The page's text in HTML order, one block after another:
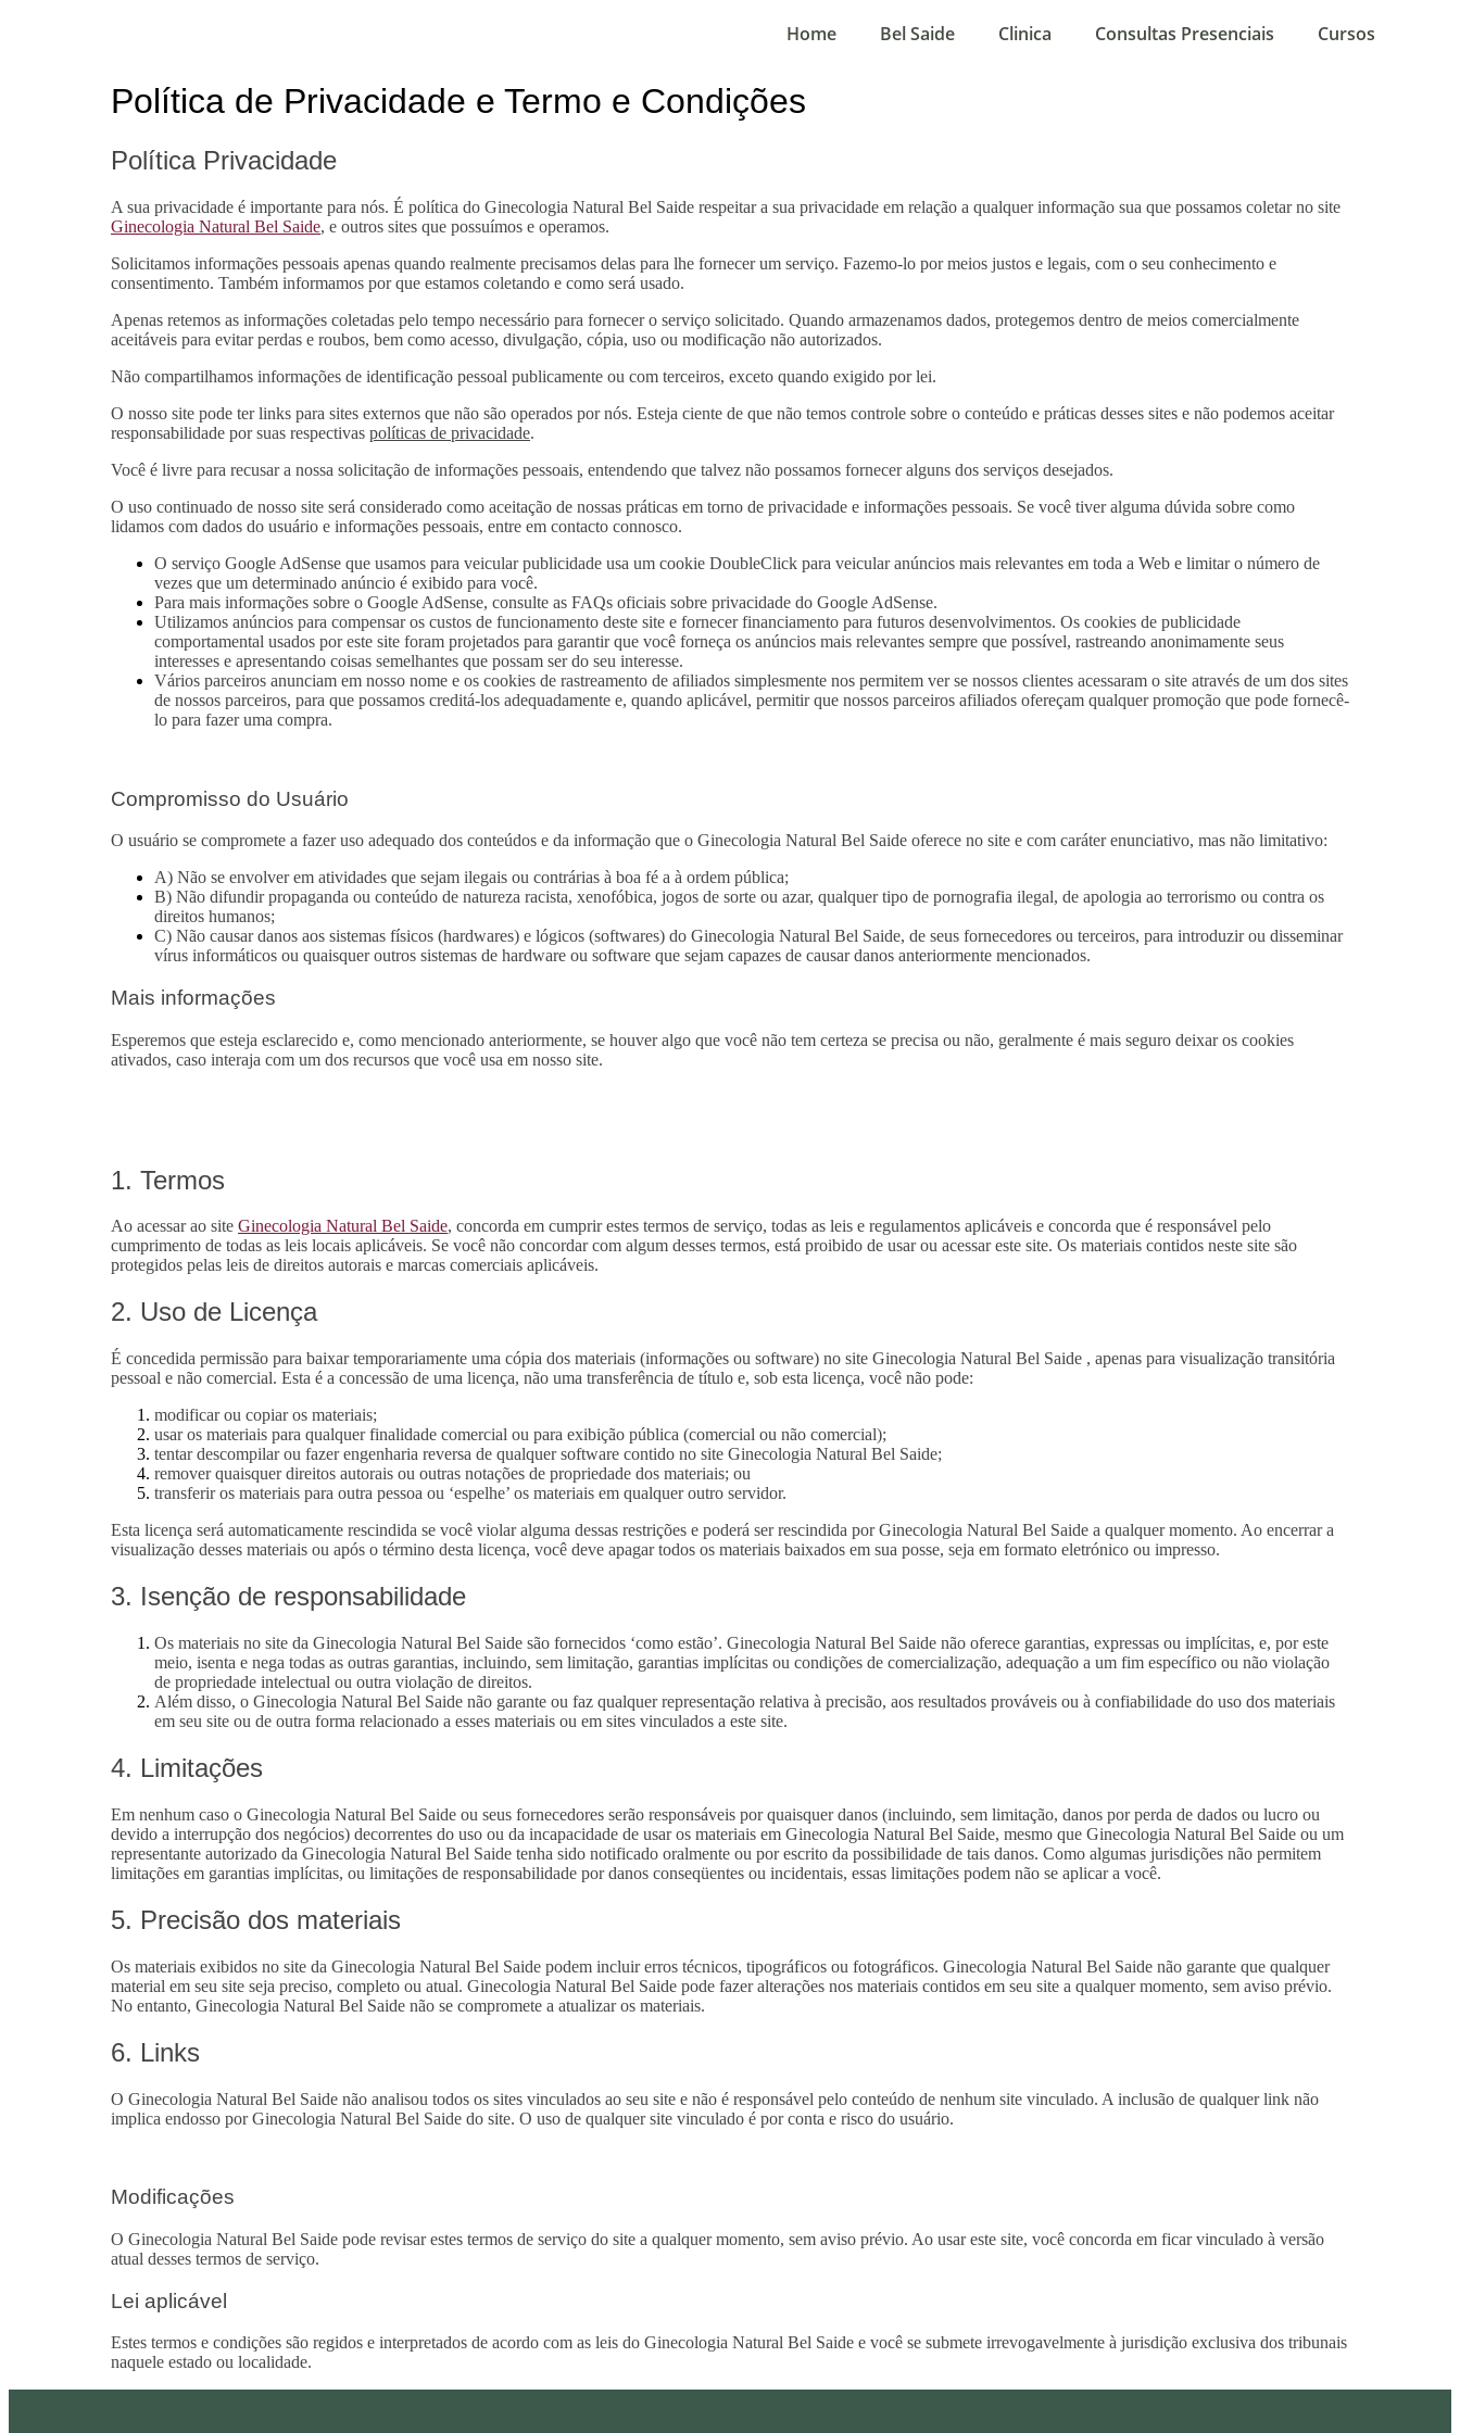
Home Bel Saide Clinica Consultas Presenciais Cursos
Política de Privacidade e Termo e Condições
Política Privacidade
A sua privacidade é importante para nós. É política do Ginecologia Natural Bel Saide respeitar a sua privacidade em relação a qualquer informação sua que possamos coletar no site
Ginecologia Natural Bel Saide, e outros sites que possuímos e operamos.
Solicitamos informações pessoais apenas quando realmente precisamos delas para lhe fornecer um serviço. Fazemo-lo por meios justos e legais, com o seu conhecimento e
consentimento. Também informamos por que estamos coletando e como será usado.
Apenas retemos as informações coletadas pelo tempo necessário para fornecer o serviço solicitado. Quando armazenamos dados, protegemos dentro de meios comercialmente
aceitáveis ​​para evitar perdas e roubos, bem como acesso, divulgação, cópia, uso ou modificação não autorizados.
Não compartilhamos informações de identificação pessoal publicamente ou com terceiros, exceto quando exigido por lei.
O nosso site pode ter links para sites externos que não são operados por nós. Esteja ciente de que não temos controle sobre o conteúdo e práticas desses sites e não podemos aceitar
responsabilidade por suas respectivas políticas de privacidade.
Você é livre para recusar a nossa solicitação de informações pessoais, entendendo que talvez não possamos fornecer alguns dos serviços desejados.
O uso continuado de nosso site será considerado como aceitação de nossas práticas em torno de privacidade e informações pessoais. Se você tiver alguma dúvida sobre como
lidamos com dados do usuário e informações pessoais, entre em contacto connosco.
O serviço Google AdSense que usamos para veicular publicidade usa um cookie DoubleClick para veicular anúncios mais relevantes em toda a Web e limitar o número de
vezes que um determinado anúncio é exibido para você.
Para mais informações sobre o Google AdSense, consulte as FAQs oficiais sobre privacidade do Google AdSense.
Utilizamos anúncios para compensar os custos de funcionamento deste site e fornecer financiamento para futuros desenvolvimentos. Os cookies de publicidade
comportamental usados ​​por este site foram projetados para garantir que você forneça os anúncios mais relevantes sempre que possível, rastreando anonimamente seus
interesses e apresentando coisas semelhantes que possam ser do seu interesse.
Vários parceiros anunciam em nosso nome e os cookies de rastreamento de afiliados simplesmente nos permitem ver se nossos clientes acessaram o site através de um dos sites
de nossos parceiros, para que possamos creditá-los adequadamente e, quando aplicável, permitir que nossos parceiros afiliados ofereçam qualquer promoção que pode fornecê-
lo para fazer uma compra.
Compromisso do Usuário
O usuário se compromete a fazer uso adequado dos conteúdos e da informação que o Ginecologia Natural Bel Saide oferece no site e com caráter enunciativo, mas não limitativo:
A) Não se envolver em atividades que sejam ilegais ou contrárias à boa fé a à ordem pública;
B) Não difundir propaganda ou conteúdo de natureza racista, xenofóbica, jogos de sorte ou azar, qualquer tipo de pornografia ilegal, de apologia ao terrorismo ou contra os
direitos humanos;
C) Não causar danos aos sistemas físicos (hardwares) e lógicos (softwares) do Ginecologia Natural Bel Saide, de seus fornecedores ou terceiros, para introduzir ou disseminar
vírus informáticos ou quaisquer outros sistemas de hardware ou software que sejam capazes de causar danos anteriormente mencionados.
Mais informações
Esperemos que esteja esclarecido e, como mencionado anteriormente, se houver algo que você não tem certeza se precisa ou não, geralmente é mais seguro deixar os cookies
ativados, caso interaja com um dos recursos que você usa em nosso site.
1. Termos
Ao acessar ao site Ginecologia Natural Bel Saide, concorda em cumprir estes termos de serviço, todas as leis e regulamentos aplicáveis ​​e concorda que é responsável pelo
cumprimento de todas as leis locais aplicáveis. Se você não concordar com algum desses termos, está proibido de usar ou acessar este site. Os materiais contidos neste site são
protegidos pelas leis de direitos autorais e marcas comerciais aplicáveis.
2. Uso de Licença
É concedida permissão para baixar temporariamente uma cópia dos materiais (informações ou software) no site Ginecologia Natural Bel Saide , apenas para visualização transitória
pessoal e não comercial. Esta é a concessão de uma licença, não uma transferência de título e, sob esta licença, você não pode:
modificar ou copiar os materiais;
usar os materiais para qualquer finalidade comercial ou para exibição pública (comercial ou não comercial);
tentar descompilar ou fazer engenharia reversa de qualquer software contido no site Ginecologia Natural Bel Saide;
remover quaisquer direitos autorais ou outras notações de propriedade dos materiais; ou
transferir os materiais para outra pessoa ou ‘espelhe’ os materiais em qualquer outro servidor.
Esta licença será automaticamente rescindida se você violar alguma dessas restrições e poderá ser rescindida por Ginecologia Natural Bel Saide a qualquer momento. Ao encerrar a
visualização desses materiais ou após o término desta licença, você deve apagar todos os materiais baixados em sua posse, seja em formato eletrónico ou impresso.
3. Isenção de responsabilidade
Os materiais no site da Ginecologia Natural Bel Saide são fornecidos ‘como estão’. Ginecologia Natural Bel Saide não oferece garantias, expressas ou implícitas, e, por este
meio, isenta e nega todas as outras garantias, incluindo, sem limitação, garantias implícitas ou condições de comercialização, adequação a um fim específico ou não violação
de propriedade intelectual ou outra violação de direitos.
Além disso, o Ginecologia Natural Bel Saide não garante ou faz qualquer representação relativa à precisão, aos resultados prováveis ​​ou à confiabilidade do uso dos materiais
em seu site ou de outra forma relacionado a esses materiais ou em sites vinculados a este site.
4. Limitações
Em nenhum caso o Ginecologia Natural Bel Saide ou seus fornecedores serão responsáveis ​​por quaisquer danos (incluindo, sem limitação, danos por perda de dados ou lucro ou
devido a interrupção dos negócios) decorrentes do uso ou da incapacidade de usar os materiais em Ginecologia Natural Bel Saide, mesmo que Ginecologia Natural Bel Saide ou um
representante autorizado da Ginecologia Natural Bel Saide tenha sido notificado oralmente ou por escrito da possibilidade de tais danos. Como algumas jurisdições não permitem
limitações em garantias implícitas, ou limitações de responsabilidade por danos conseqüentes ou incidentais, essas limitações podem não se aplicar a você.
5. Precisão dos materiais
Os materiais exibidos no site da Ginecologia Natural Bel Saide podem incluir erros técnicos, tipográficos ou fotográficos. Ginecologia Natural Bel Saide não garante que qualquer
material em seu site seja preciso, completo ou atual. Ginecologia Natural Bel Saide pode fazer alterações nos materiais contidos em seu site a qualquer momento, sem aviso prévio.
No entanto, Ginecologia Natural Bel Saide não se compromete a atualizar os materiais.
6. Links
O Ginecologia Natural Bel Saide não analisou todos os sites vinculados ao seu site e não é responsável pelo conteúdo de nenhum site vinculado. A inclusão de qualquer link não
implica endosso por Ginecologia Natural Bel Saide do site. O uso de qualquer site vinculado é por conta e risco do usuário.
Modificações
O Ginecologia Natural Bel Saide pode revisar estes termos de serviço do site a qualquer momento, sem aviso prévio. Ao usar este site, você concorda em ficar vinculado à versão
atual desses termos de serviço.
Lei aplicável
Estes termos e condições são regidos e interpretados de acordo com as leis do Ginecologia Natural Bel Saide e você se submete irrevogavelmente à jurisdição exclusiva dos tribunais
naquele estado ou localidade.